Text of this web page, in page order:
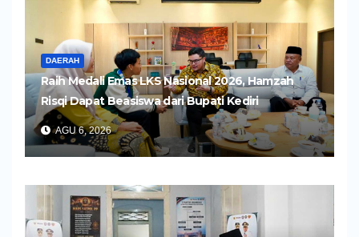
DAERAH
Raih Medali Emas LKS Nasional 2026, Hamzah
Risqi Dapat Beasiswa dari Bupati Kediri
AGU 6, 2026